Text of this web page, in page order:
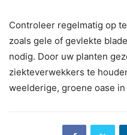
Controleer regelmatig op
zoals gele of gevlekte
nodig. Door uw planten
ziekteverwekkers te
weelderige, groene oase